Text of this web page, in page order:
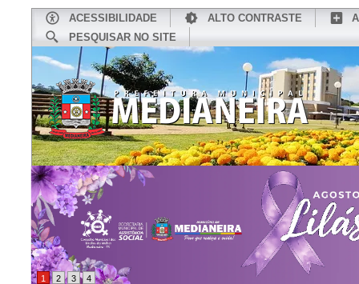
ACESSIBILIDADE ALTO CONTRASTE
PESQUISAR NO SITE
CONHEÇA MEDIANEIRA
1 2 3 4